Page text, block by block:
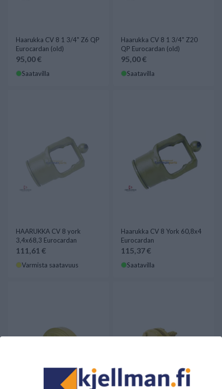
Haarukka CV 8 1 3/4" Z6 QP
Eurocardan (old)
95,00 €
Saatavilla
Haarukka CV 8 1 3/4" Z20
QP Eurocardan (old)
95,00 €
Saatavilla
HAARUKKA CV 8 york
3,4x68,3 Eurocardan
111,61 €
Varmista saatavuus
Haarukka CV 8 York 60,8x4
Eurocardan
115,37 €
Saatavilla